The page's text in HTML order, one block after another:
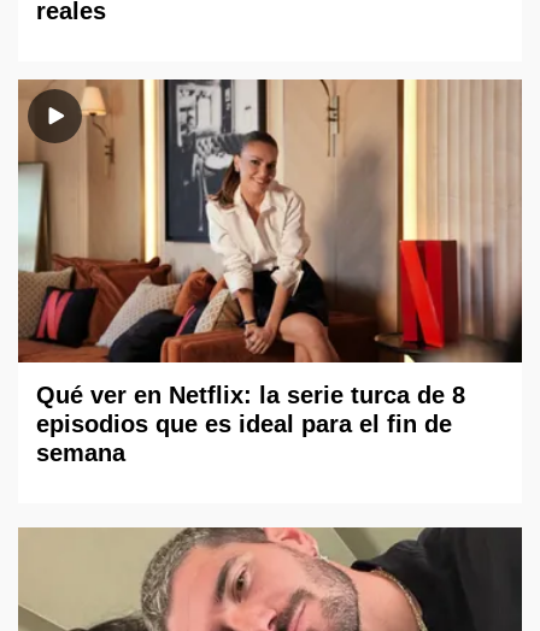
reales
Qué ver en Netflix: la serie turca de 8
episodios que es ideal para el fin de
semana